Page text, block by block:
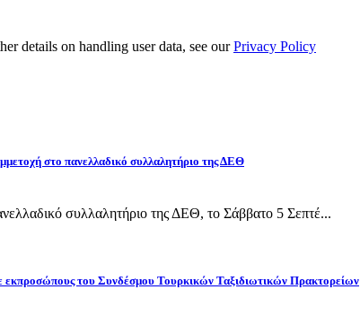
details on handling user data, see ourPrivacy Policy
στο πανελλαδικό συλλαλητήριο της ΔΕΘ
συλλαλητήριο της ΔΕΘ, το Σάββατο 5 Σεπτέ...
εκπροσώπους του Συνδέσμου Τουρκικών Ταξιδιωτικών Πρακτορείων